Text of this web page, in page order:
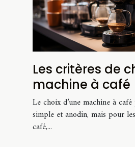
Les critères de
machine à café
Le choix d’une machine à
simple et anodin, mais pour
café,...